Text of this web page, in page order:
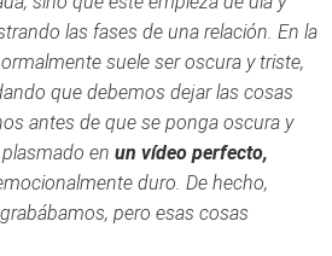
las fases de una relación. En la
suele ser oscura y triste,
que debemos dejar las cosas
antes de que se ponga oscura y
en un vídeo perfecto,
duro. De hecho,
pero esas cosas